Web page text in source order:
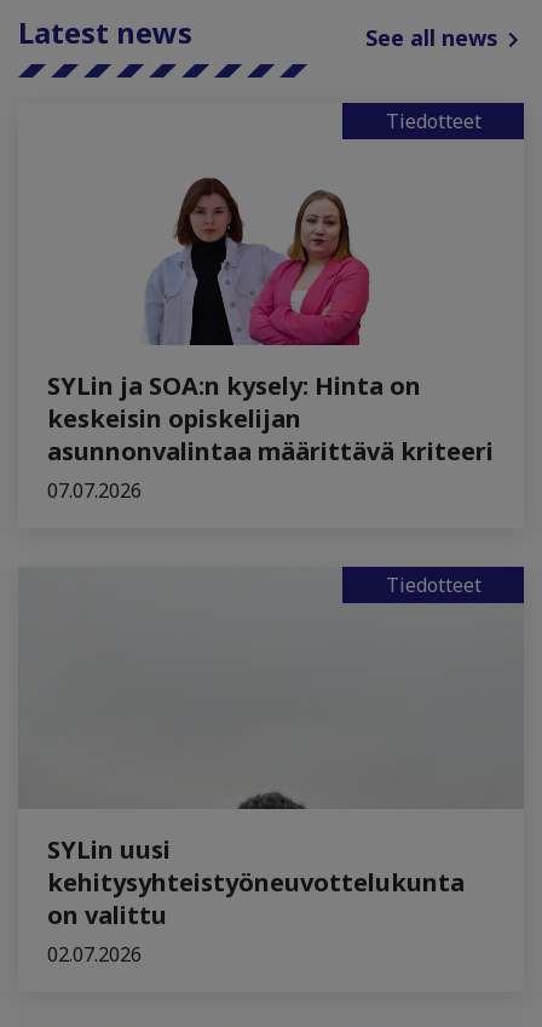
Latest news See all news
Tiedotteet
SYLin ja SOA:n kysely: Hinta on
keskeisin opiskelijan
asunnonvalintaa määrittävä kriteeri
07.07.2026
Tiedotteet
SYLin uusi
kehitysyhteistyöneuvottelukunta
on valittu
02.07.2026